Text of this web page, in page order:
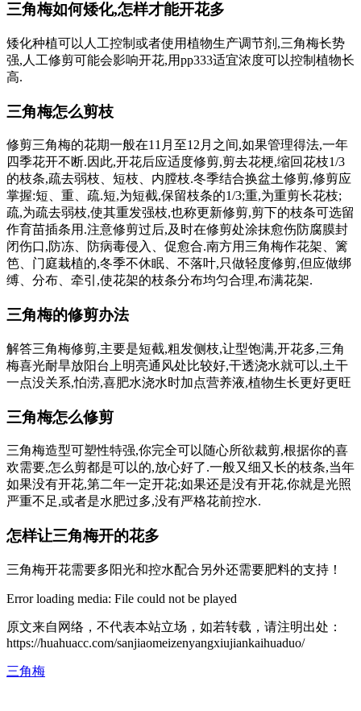
三角梅如何矮化,怎样才能开花多
矮化种植可以人工控制或者使用植物生产调节剂,三角梅长势
强,人工修剪可能会影响开花,用pp333适宜浓度可以控制植物长
高.
三角梅怎么剪枝
修剪三角梅的花期一般在11月至12月之间,如果管理得法,一年
四季花开不断.因此,开花后应适度修剪,剪去花梗,缩回花枝1/3
的枝条,疏去弱枝、短枝、内膛枝.冬季结合换盆土修剪,修剪应
掌握:短、重、疏.短,为短截,保留枝条的1/3;重,为重剪长花枝;
疏,为疏去弱枝,使其重发强枝,也称更新修剪,剪下的枝条可选留
作育苗插条用.注意修剪过后,及时在修剪处涂抹愈伤防腐膜封
闭伤口,防冻、防病毒侵入、促愈合.南方用三角梅作花架、篱
笆、门庭栽植的,冬季不休眠、不落叶,只做轻度修剪,但应做绑
缚、分布、牵引,使花架的枝条分布均匀合理,布满花架.
三角梅的修剪办法
解答三角梅修剪,主要是短截,粗发侧枝,让型饱满,开花多,三角
梅喜光耐旱放阳台上明亮通风处比较好,干透浇水就可以,土干
一点没关系,怕涝,喜肥水浇水时加点营养液,植物生长更好更旺
三角梅怎么修剪
三角梅造型可塑性特强,你完全可以随心所欲裁剪,根据你的喜
欢需要,怎么剪都是可以的,放心好了.一般又细又长的枝条,当年
如果没有开花,第二年一定开花;如果还是没有开花,你就是光照
严重不足,或者是水肥过多,没有严格花前控水.
怎样让三角梅开的花多
三角梅开花需要多阳光和控水配合另外还需要肥料的支持！
Error loading media: File could not be played
原文来自网络，不代表本站立场，如若转载，请注明出处：
https://huahuacc.com/sanjiaomeizenyangxiujiankaihuaduo/
三角梅